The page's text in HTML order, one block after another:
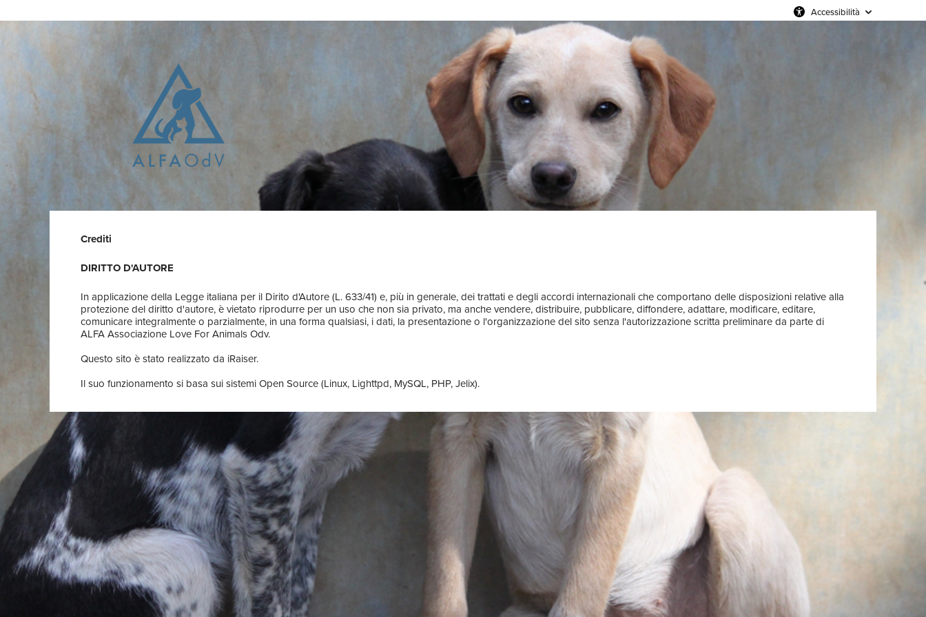
Accessibilità
Crediti
DIRITTO D'AUTORE
In applicazione della Legge italiana per il Dirito d'Autore (L. 633/41) e, più in generale, dei trattati e degli accordi internazionali che comportano delle disposizioni relative alla
protezione del diritto d'autore, è vietato riprodurre per un uso che non sia privato, ma anche vendere, distribuire, pubblicare, diffondere, adattare, modificare, editare,
comunicare integralmente o parzialmente, in una forma qualsiasi, i dati, la presentazione o l'organizzazione del sito senza l'autorizzazione scritta preliminare da parte di
ALFA Associazione Love For Animals Odv.
Questo sito è stato realizzato da iRaiser.
Il suo funzionamento si basa sui sistemi Open Source (Linux, Lighttpd, MySQL, PHP, Jelix).